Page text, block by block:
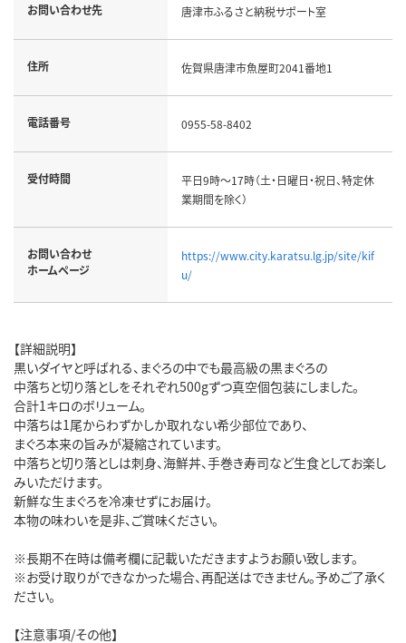
お問い合わせ先 唐津市ふるさと納税サポート室
住所 佐賀県唐津市魚屋町2041番地1
電話番号 0955-58-8402
受付時間
平日9時～17時（土・日曜日・祝日、特定休
業期間を除く）
お問い合わせ
ホームページ
https://www.city.karatsu.lg.jp/site/kif
u/
【詳細説明】
黒いダイヤと呼ばれる、まぐろの中でも最高級の黒まぐろの
中落ちと切り落としをそれぞれ500gずつ真空個包装にしました。
合計1キロのボリューム。
中落ちは1尾からわずかしか取れない希少部位であり、
まぐろ本来の旨みが凝縮されています。
中落ちと切り落としは刺身、海鮮丼、手巻き寿司など生食としてお楽し
みいただけます。
新鮮な生まぐろを冷凍せずにお届け。
本物の味わいを是非、ご賞味ください。
※長期不在時は備考欄に記載いただきますようお願い致します。
※お受け取りができなかった場合、再配送はできません。予めご了承く
ださい。
【注意事項/その他】